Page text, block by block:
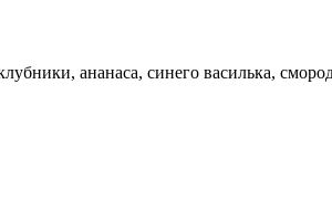
ананаса, синего василька,